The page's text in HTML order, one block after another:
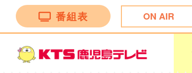
番組表 ON AIR